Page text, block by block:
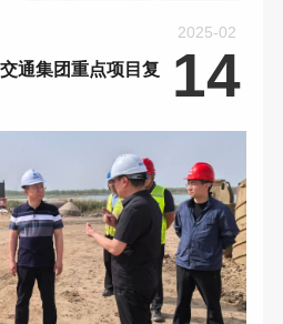
通集团重点项目复
2025-02
14